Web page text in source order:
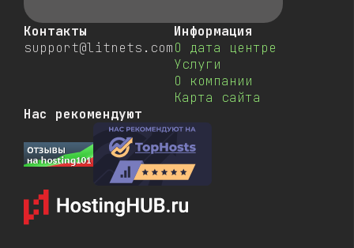
Контакты
support@litnets.com
Информация
О дата центре
Услуги
О компании
Карта сайта
Нас рекомендуют